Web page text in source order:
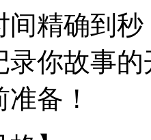
间精确到
录你故事
备！